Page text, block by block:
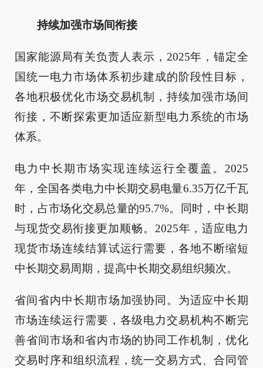
持续加强市场间衔接
国家能源局有关负责人表示，2025年，锚定全
国统一电力市场体系初步建成的阶段性目标，
各地积极优化市场交易机制，持续加强市场间
衔接，不断探索更加适应新型电力系统的市场
体系。
电力中长期市场实现连续运行全覆盖。2025
年，全国各类电力中长期交易电量6.35万亿千瓦
时，占市场化交易总量的95.7%。同时，中长期
与现货交易衔接更加顺畅。2025年，适应电力
现货市场连续结算试运行需要，各地不断缩短
中长期交易周期，提高中长期交易组织频次。
省间省内中长期市场加强协同。为适应中长期
市场连续运行需要，各级电力交易机构不断完
善省间市场和省内市场的协同工作机制，优化
交易时序和组织流程，统一交易方式、合同管